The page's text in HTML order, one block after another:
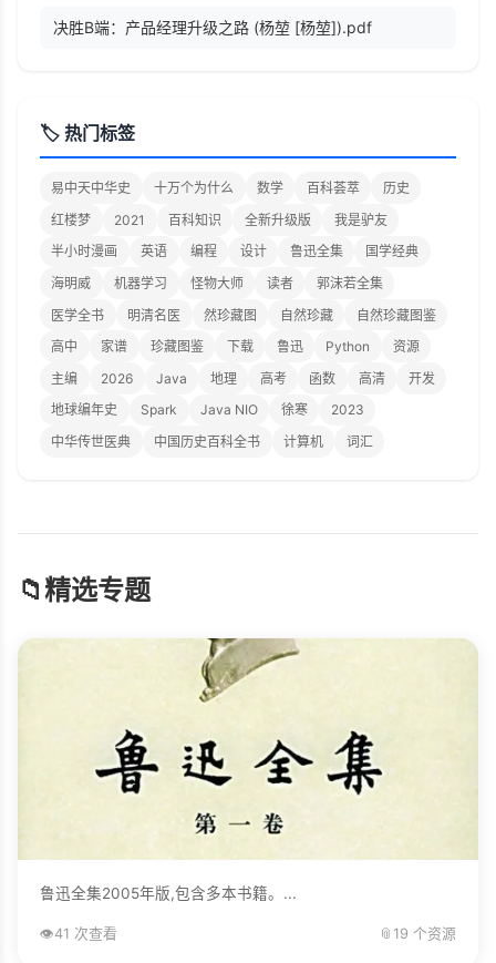
决胜B端：产品经理升级之路 (杨堃 [杨堃]).pdf
🏷️ 热门标签
易中天中华史 十万个为什么 数学 百科荟萃
历史
红楼梦
2021 百科知识 全新升级版
我是驴友
半小时漫画
英语 编程 设计 鲁迅全集
国学经典
海明威
机器学习 怪物大师 读者
郭沫若全集
医学全书
明清名医 然珍藏图 自然珍藏
自然珍藏图鉴
高中
家谱 珍藏图鉴 下载 鲁迅 Python
资源
主编
2026 Java 地理 高考 函数 高清
开发
地球编年史
Spark Java NIO 徐寒
2023
中华传世医典
中国历史百科全书 计算机 词汇
📁精选专题
鲁迅全集2005年版,包含多本书籍。...
👁️41 次查看 📎 19 个资源